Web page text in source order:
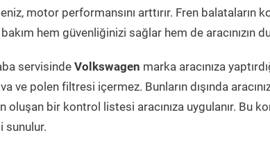
motor performansını arttırır. Fren balataların
hem güvenliğinizi sağlar hem de aracınızın
servisinde Volkswagen marka aracınıza
ve polen filtresi içermez. Bunların dışında
oluşan bir kontrol listesi aracınıza uygulanır. Bu
sunulur.